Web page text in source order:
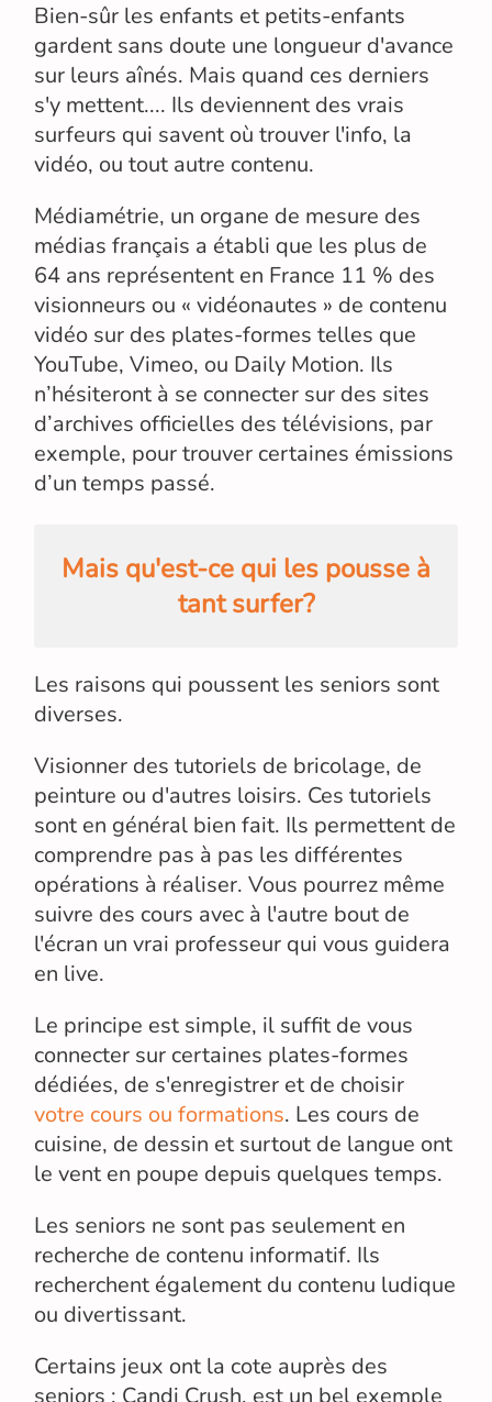
Bien-sûr les enfants et petits-enfants
gardent sans doute une longueur d'avance
sur leurs aînés. Mais quand ces derniers
s'y mettent.... Ils deviennent des vrais
surfeurs qui savent où trouver l'info, la
vidéo, ou tout autre contenu.
Médiamétrie, un organe de mesure des
médias français a établi que les plus de
64 ans représentent en France 11 % des
visionneurs ou « vidéonautes » de contenu
vidéo sur des plates-formes telles que
YouTube, Vimeo, ou Daily Motion. Ils
n’hésiteront à se connecter sur des sites
d’archives officielles des télévisions, par
exemple, pour trouver certaines émissions
d’un temps passé.
Mais qu'est-ce qui les pousse à
tant surfer?
Les raisons qui poussent les seniors sont
diverses.
Visionner des tutoriels de bricolage, de
peinture ou d'autres loisirs. Ces tutoriels
sont en général bien fait. Ils permettent de
comprendre pas à pas les différentes
opérations à réaliser. Vous pourrez même
suivre des cours avec à l'autre bout de
l'écran un vrai professeur qui vous guidera
en live.
Le principe est simple, il suffit de vous
connecter sur certaines plates-formes
dédiées, de s'enregistrer et de choisir
votre cours ou formations. Les cours de
cuisine, de dessin et surtout de langue ont
le vent en poupe depuis quelques temps.
Les seniors ne sont pas seulement en
recherche de contenu informatif. Ils
recherchent également du contenu ludique
ou divertissant.
Certains jeux ont la cote auprès des